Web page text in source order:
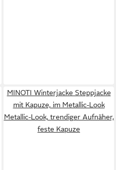
MINOTI Winterjacke Steppjacke
mit Kapuze, im Metallic-Look
Metallic-Look, trendiger Aufnäher,
feste Kapuze